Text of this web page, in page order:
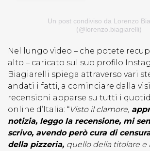
Un post condiviso da Lorenzo
(@lorenzo.biagiarelli)
Nel lungo video – che potete
alto – caricato sul suo profilo
Biagiarelli spiega attraverso vari
andati i fatti, a cominciare dalla
recensioni apparse su tutti i
online d’Italia: “Visto il clamore,
notizia, leggo la recensione, mi
scrivo, avendo però cura di
della pizzeria, quello della titolare e